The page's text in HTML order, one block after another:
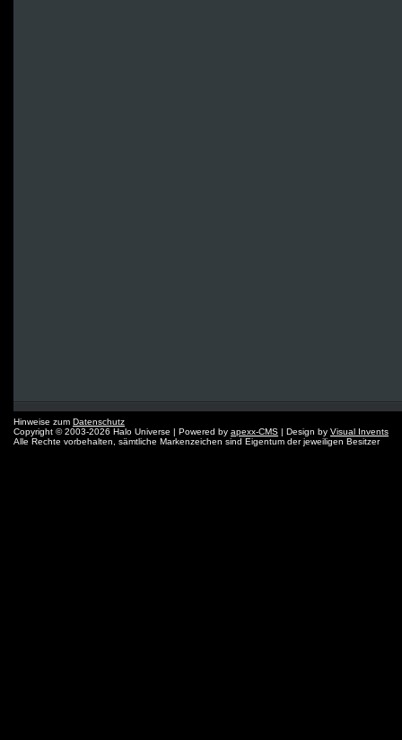
Hinweise zum Datenschutz
Copyright © 2003-2026 Halo Universe | Powered by apexx-CMS | Design by Visual Invents
Alle Rechte vorbehalten, sämtliche Markenzeichen sind Eigentum der jeweiligen Besitzer